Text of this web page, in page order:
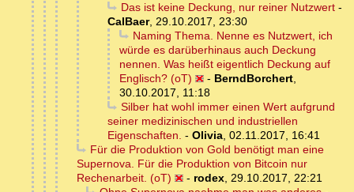
Das ist keine Deckung, nur reiner Nutzwert-
CalBaer, 29.10.2017, 23:30
Naming Thema. Nenne es Nutzwert, ich
würde es darüberhinaus auch Deckung
nennen. Was heißt eigentlich Deckung auf
Englisch? (oT)
- BerndBorchert,
30.10.2017, 11:18
Silber hat wohl immer einen Wert aufgrund
seiner medizinischen und industriellen
Eigenschaften. - Olivia, 02.11.2017, 16:41
Für die Produktion von Gold benötigt man eine
Supernova. Für die Produktion von Bitcoin nur
Rechenarbeit. (oT)
- rodex, 29.10.2017, 22:21